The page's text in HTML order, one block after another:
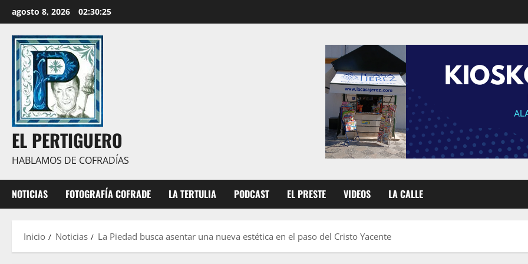
al
contenido
agosto 8, 2026 02:30:26
EL PERTIGUERO
HABLAMOS DE COFRADÍAS
NOTICIAS FOTOGRAFÍA COFRADE LA TERTULIA PODCAST EL PRESTE VIDEOS LA CALLE
Inicio Noticias La Piedad busca asentar una nueva estética en el paso del Cristo Yacente